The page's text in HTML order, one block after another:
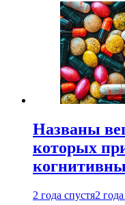
Названы
которых
2 года спустя2